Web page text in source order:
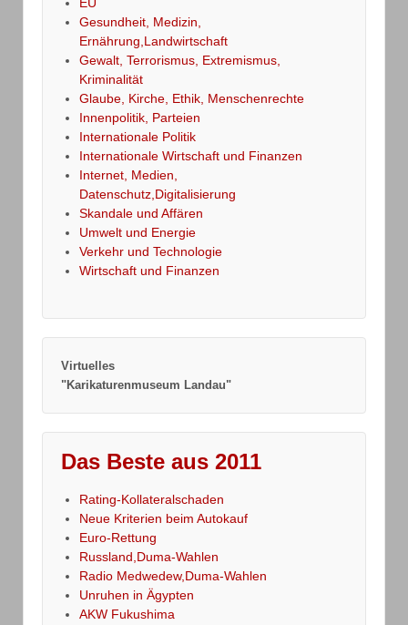
EU
Gesundheit, Medizin,
Ernährung,Landwirtschaft
Gewalt, Terrorismus, Extremismus,
Kriminalität
Glaube, Kirche, Ethik, Menschenrechte
Innenpolitik, Parteien
Internationale Politik
Internationale Wirtschaft und Finanzen
Internet, Medien,
Datenschutz,Digitalisierung
Skandale und Affären
Umwelt und Energie
Verkehr und Technologie
Wirtschaft und Finanzen
Virtuelles
"Karikaturenmuseum Landau"
Das Beste aus 2011
Rating-Kollateralschaden
Neue Kriterien beim Autokauf
Euro-Rettung
Russland,Duma-Wahlen
Radio Medwedew,Duma-Wahlen
Unruhen in Ägypten
AKW Fukushima